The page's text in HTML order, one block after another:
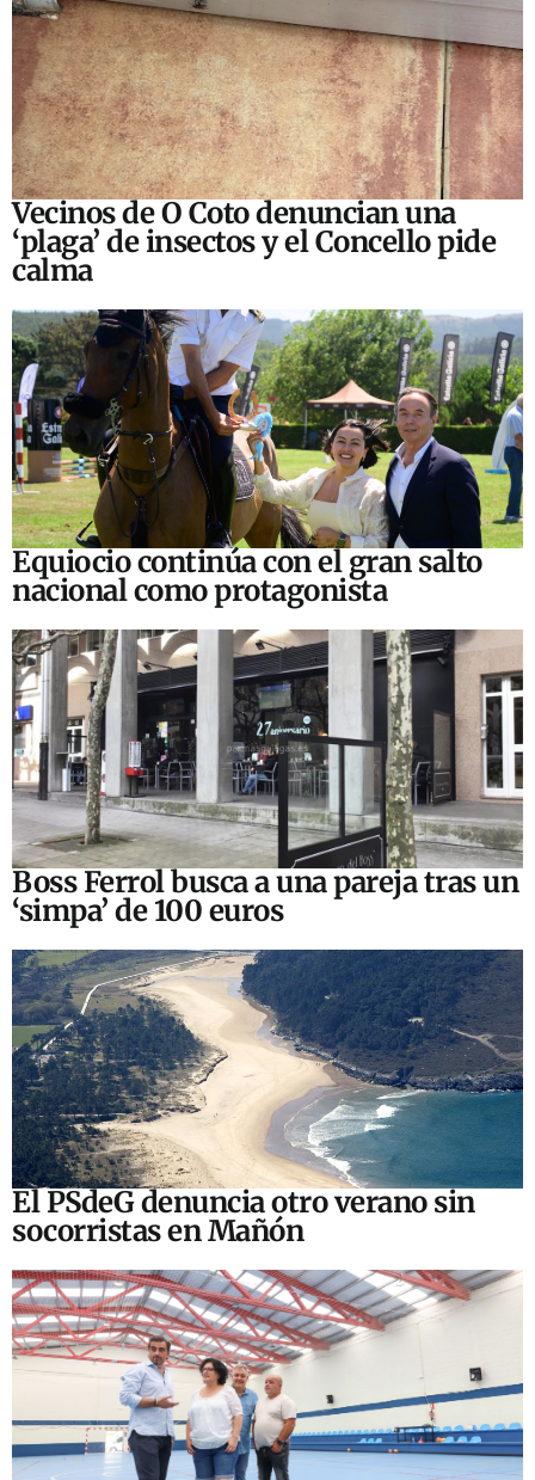
Vecinos de O Coto denuncian una
‘plaga’ de insectos y el Concello pide
calma
Equiocio continúa con el gran salto
nacional como protagonista
Boss Ferrol busca a una pareja tras un
‘simpa’ de 100 euros
El PSdeG denuncia otro verano sin
socorristas en Mañón